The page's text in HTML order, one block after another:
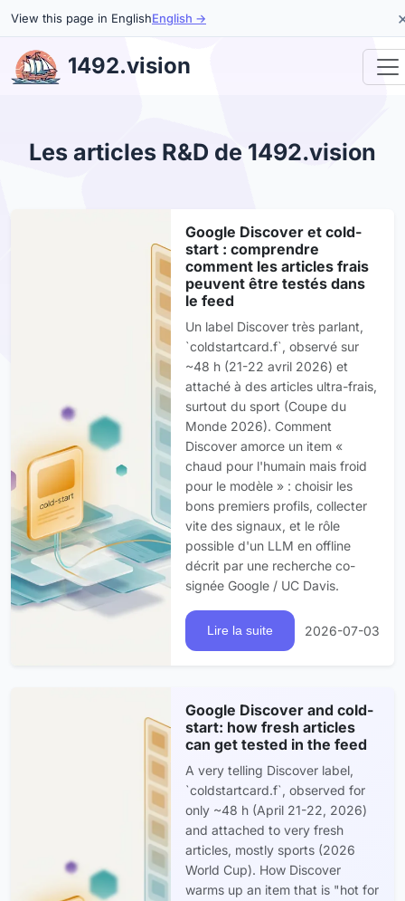
View this page in EnglishEnglish →
1492.vision
Les articles R&D de 1492.vision
Google Discover et cold-
start : comprendre
comment les articles frais
peuvent être testés dans
le feed
Un label Discover très parlant,
`coldstartcard.f`, observé sur
~48 h (21-22 avril 2026) et
attaché à des articles ultra-frais,
surtout du sport (Coupe du
Monde 2026). Comment
Discover amorce un item «
chaud pour l'humain mais froid
pour le modèle » : choisir les
bons premiers profils, collecter
vite des signaux, et le rôle
possible d'un LLM en offline
décrit par une recherche co-
signée Google / UC Davis.
Lire la suite 2026-07-03
Google Discover and cold-
start: how fresh articles
can get tested in the feed
A very telling Discover label,
`coldstartcard.f`, observed for
only ~48 h (April 21-22, 2026)
and attached to very fresh
articles, mostly sports (2026
World Cup). How Discover
warms up an item that is "hot for